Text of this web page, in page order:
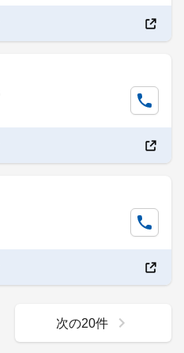
次の20件